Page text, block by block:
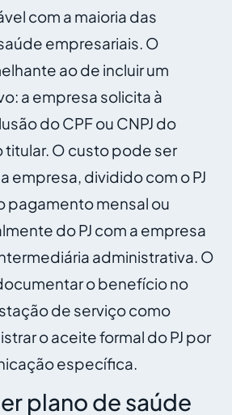
com a maioria das
empresariais. O
ao de incluir um
a empresa solicita à
do CPF ou CNPJ do
O custo pode ser
empresa, dividido com o PJ
pagamento mensal ou
do PJ com a empresa
administrativa. O
o benefício no
de serviço como
o aceite formal do PJ por
específica.
plano de saúde